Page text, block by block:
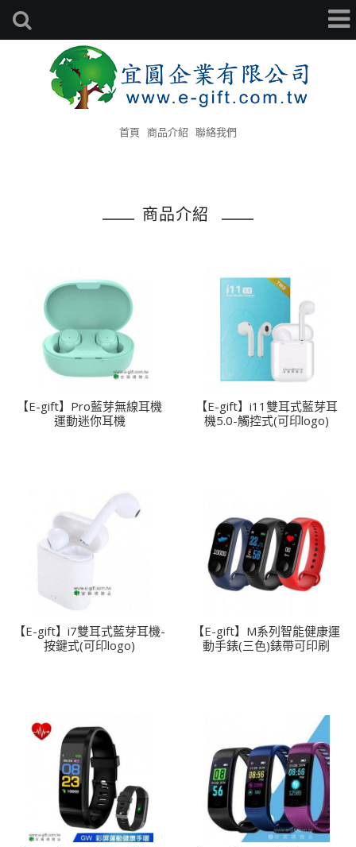
首頁 商品介紹 聯絡我們
商品介紹
【E-gift】Pro藍芽無線耳機
運動迷你耳機
【E-gift】i11雙耳式藍芽耳
機5.0-觸控式(可印logo)
【E-gift】i7雙耳式藍芽耳機-
按鍵式(可印logo)
【E-gift】M系列智能健康運
動手錶(三色)錶帶可印刷